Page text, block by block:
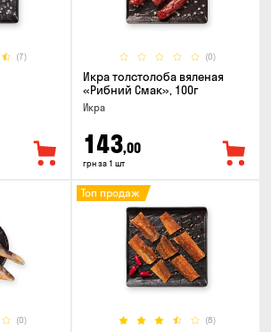
(7) (0)
Икра толстолоба вяленая
«Рибний Смак», 100г
Икра
143,00
грн за 1 шт
(0) (8)
Топ продаж